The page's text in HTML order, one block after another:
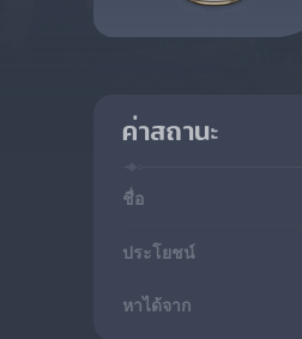
ค่าสถานะ
ชื่อ
ประโยชน์
หาได้จาก